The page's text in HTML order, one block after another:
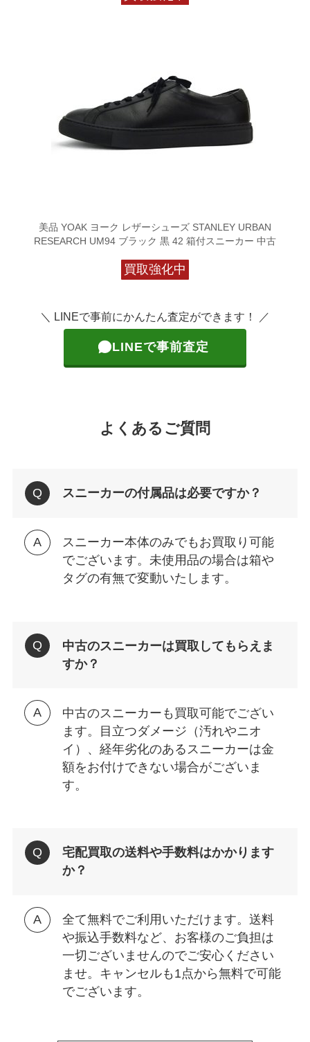
美品 YOAK ヨーク レザーシューズ STANLEY URBAN
RESEARCH UM94 ブラック 黒 42 箱付スニーカー 中古
買取強化中
＼ LINEで事前にかんたん査定ができます！ ／
LINEで事前査定
よくあるご質問
スニーカーの付属品は必要ですか？
スニーカー本体のみでもお買取り可能
でございます。未使用品の場合は箱や
タグの有無で変動いたします。
中古のスニーカーは買取してもらえま
すか？
中古のスニーカーも買取可能でござい
ます。目立つダメージ（汚れやニオ
イ）、経年劣化のあるスニーカーは金
額をお付けできない場合がございま
す。
宅配買取の送料や手数料はかかります
か？
全て無料でご利用いただけます。送料
や振込手数料など、お客様のご負担は
一切ございませんのでご安心ください
ませ。キャンセルも1点から無料で可能
でございます。